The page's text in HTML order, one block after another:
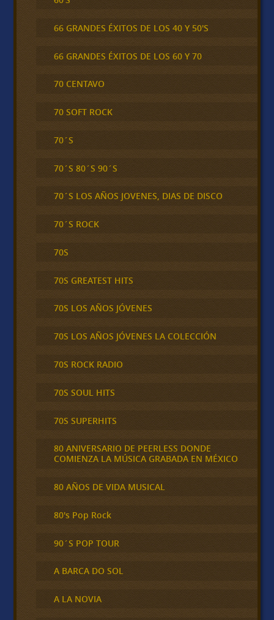
66 GRANDES ÉXITOS DE LOS 40 Y 50'S
66 GRANDES ÉXITOS DE LOS 60 Y 70
70 CENTAVO
70 SOFT ROCK
70´S
70´S 80´S 90´S
70´S LOS AÑOS JOVENES, DIAS DE DISCO
70´S ROCK
70S
70S GREATEST HITS
70S LOS AÑOS JÓVENES
70S LOS AÑOS JÓVENES LA COLECCIÓN
70S ROCK RADIO
70S SOUL HITS
70S SUPERHITS
80 ANIVERSARIO DE PEERLESS DONDE
COMIENZA LA MÚSICA GRABADA EN MÉXICO
80 AÑOS DE VIDA MUSICAL
80's Pop Rock
90´S POP TOUR
A BARCA DO SOL
A LA NOVIA